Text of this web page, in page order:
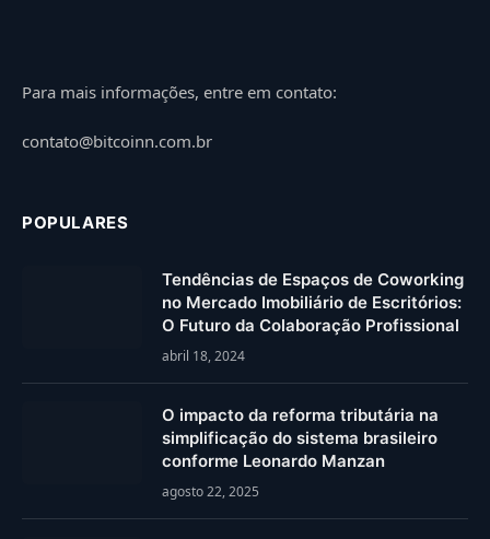
Para mais informações, entre em contato:
contato@bitcoinn.com.br
POPULARES
Tendências de Espaços de Coworking
no Mercado Imobiliário de Escritórios:
O Futuro da Colaboração Profissional
abril 18, 2024
O impacto da reforma tributária na
simplificação do sistema brasileiro
conforme Leonardo Manzan
agosto 22, 2025